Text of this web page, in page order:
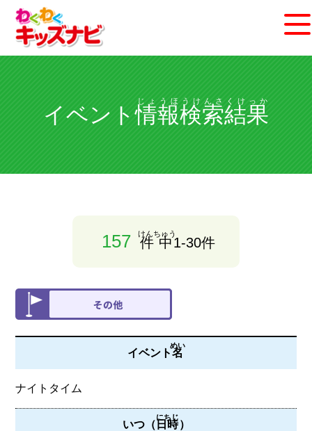
イベント情報検索結果
じょうほうけんさくけっか
157 件中
けんちゅう
1-30件
イベント名
めい
ナイトタイム
いつ（日時
にちじ
）